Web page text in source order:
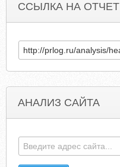
ССЫЛКА НА ОТЧЕТ
АНАЛИЗ САЙТА